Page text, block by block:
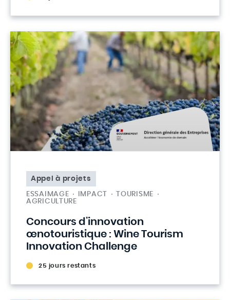
Appel à projets
ESSAIMAGE IMPACT
TOURISME
AGRICULTURE
Concours d’innovation
œnotouristique : Wine Tourism
Innovation Challenge
25 jours restants